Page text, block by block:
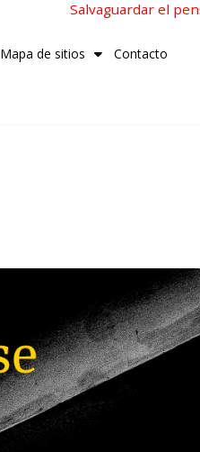
Salvaguardar el
Mapa de sitios Contacto